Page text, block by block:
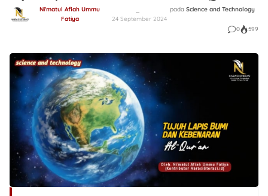
Ni'matul Afiah Ummu
Fatiya
24 September 2024
pada Science and Technology
0 599